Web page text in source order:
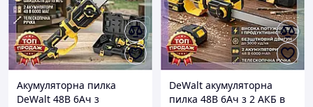
Акумуляторна пилка
DeWalt 48В 6Ач з
DeWalt акумуляторна
пилка 48В 6Ач з 2 АКБ в